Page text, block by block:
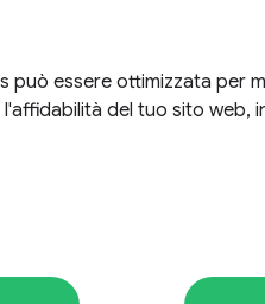
può essere ottimizzata
del tuo sito